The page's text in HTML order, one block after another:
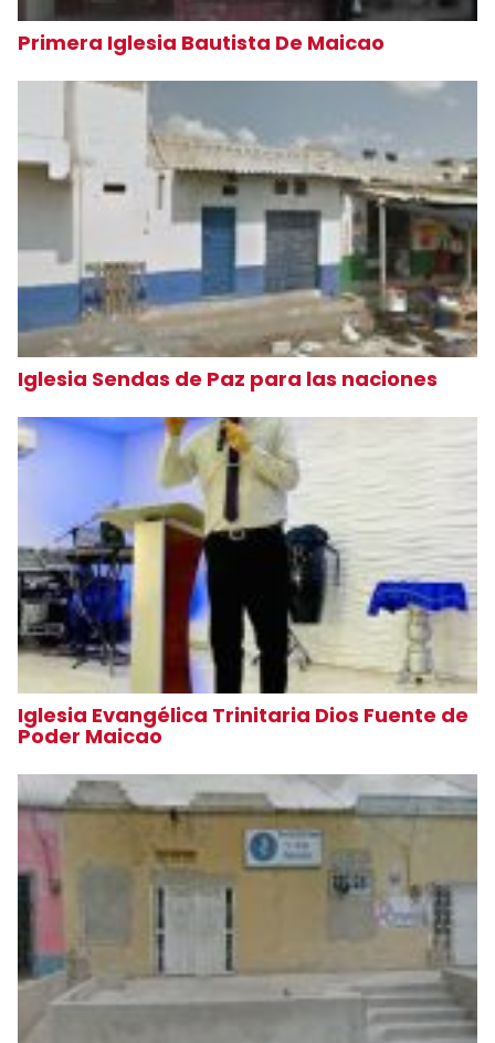
Primera Iglesia Bautista De Maicao
Iglesia Sendas de Paz para las naciones
Iglesia Evangélica Trinitaria Dios Fuente de
Poder Maicao